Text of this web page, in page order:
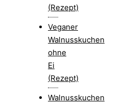
(Rezept)
Veganer
Walnusskuchen
ohne
Ei
(Rezept)
Walnusskuchen